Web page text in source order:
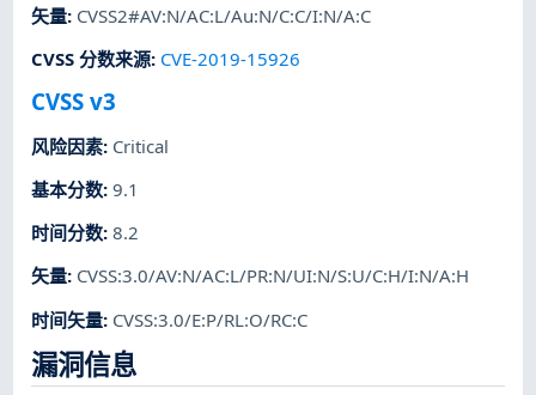
矢量: CVSS2#AV:N/AC:L/Au:N/C:C/I:N/A:C
CVSS 分数来源: CVE-2019-15926
CVSS v3
风险因素: Critical
基本分数:9.1
时间分数:8.2
矢量: CVSS:3.0/AV:N/AC:L/PR:N/UI:N/S:U/C:H/I:N/A:H
时间矢量: CVSS:3.0/E:P/RL:O/RC:C
漏洞信息